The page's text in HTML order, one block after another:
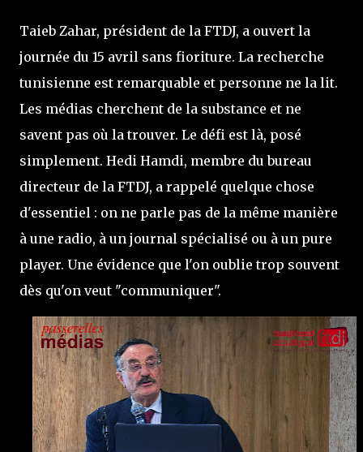
Taieb Zahar, président de la FTDJ, a ouvert la
journée du 15 avril sans fioriture. La recherche
tunisienne est remarquable et personne ne la lit.
Les médias cherchent de la substance et ne
savent pas où la trouver. Le défi est là, posé
simplement. Hedi Hamdi, membre du bureau
directeur de la FTDJ, a rappelé quelque chose
d'essentiel : on ne parle pas de la même manière
à une radio, à un journal spécialisé ou à un pure
player. Une évidence que l'on oublie trop souvent
dès qu'on veut "communiquer".